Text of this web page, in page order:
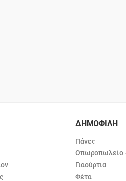
ΔΗΜΟΦΙΛΗ
Πάνες
Οπωροπωλείο
Γιαούρτια
Φέτα